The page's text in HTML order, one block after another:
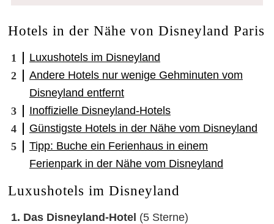
Hotels in der Nähe von Disneyland Paris
Luxushotels im Disneyland
Andere Hotels nur wenige Gehminuten vom
Disneyland entfernt
Inoffizielle Disneyland-Hotels
Günstigste Hotels in der Nähe vom Disneyland
Tipp: Buche ein Ferienhaus in einem
Ferienpark in der Nähe vom Disneyland
Luxushotels im Disneyland
1. Das Disneyland-Hotel (5 Sterne)